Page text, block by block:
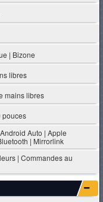
| Bizone
libres
mains libres
pouces
Auto | Apple
| Mirrorlink
| Commandes au